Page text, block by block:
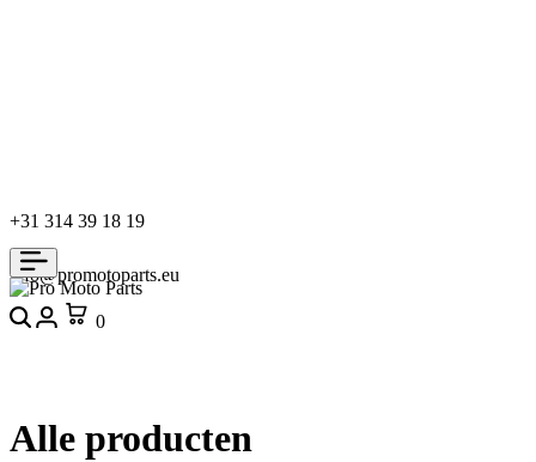
+31 314 39 18 19
info@promotoparts.eu
Search
Login
0
Alle producten